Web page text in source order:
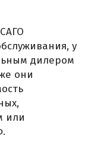
у
дилером
они
или